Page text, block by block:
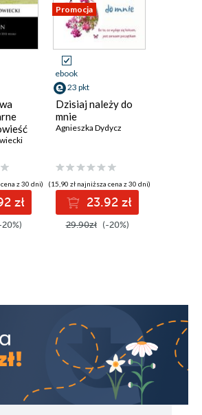
XVII
z 30 dni)
zł
20%)
Promocja
ebook
23 pkt
Dzisiaj należy do
mnie
Agnieszka Dydycz
(15,90 zł najniższa cena z 30 dni)
23.92 zł
29.90zł (-20%)